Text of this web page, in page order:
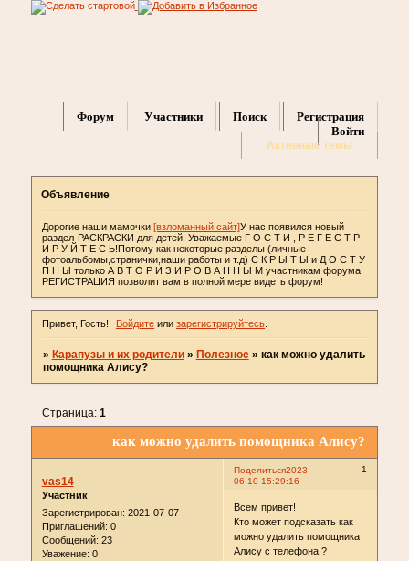
Форум Участники Поиск
Регистрация
Войти
Активные темы
Объявление
Дорогие наши мамочки![взломанный сайт]У нас появился новый
раздел-РАСКРАСКИ для детей. Уважаемые Г О С Т И , Р Е Г Е С Т Р
И Р У Й Т Е С Ь!Потому как некоторые разделы (личные
фотоальбомы,странички,наши работы и т.д) С К Р Ы Т Ы и Д О С Т У
П Н Ы только А В Т О Р И З И Р О В А Н Н Ы М участникам форума!
РЕГИСТРАЦИЯ позволит вам в полной мере видеть форум!
Привет, Гость! Войдите илизарегистрируйтесь
» Карапузы и их родители » Полезное » как можно удалить
помощника Алису?
как можно удалить помощника Алису?
Страница: 1
Поделиться 1
2023-
06-10 15:29:16
vas14
Участник
Зарегистрирован: 2021-07-07
Приглашений: 0
Сообщений: 23
Уважение: 0
Всем привет!
Кто может подсказать как
можно удалить помощника
Алису с телефона ?